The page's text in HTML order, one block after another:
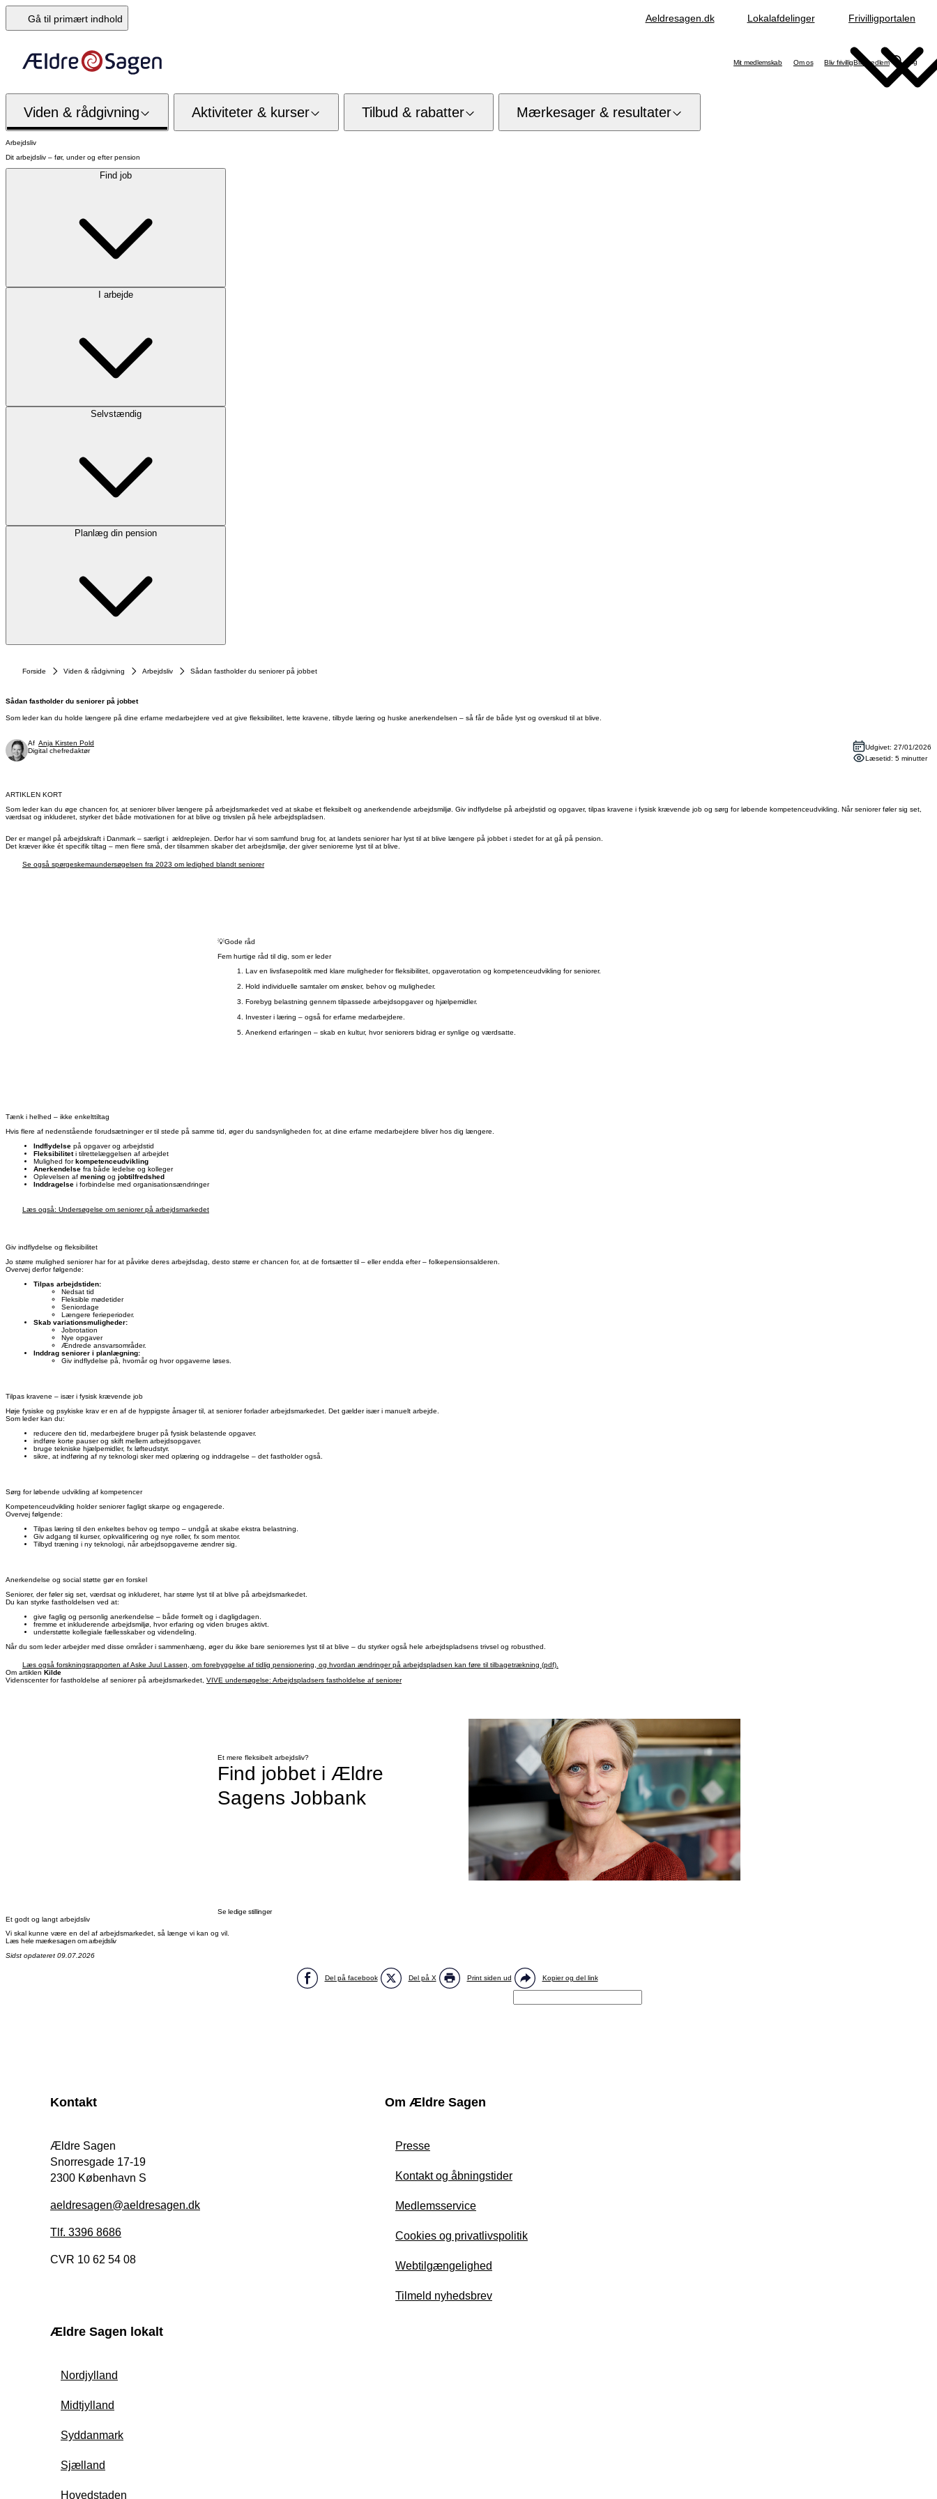
Gå til primært indhold Aeldresagen.dk Lokalafdelinger Frivilligportalen
Mit medlemskab Om os Bliv frivilligBliv medlem Søg
Viden & rådgivning Aktiviteter & kurser Tilbud & rabatter Mærkesager & resultater
Arbejdsliv
Dit arbejdsliv – før, under og efter pension
Find job
I arbejde
Selvstændig
Planlæg din pension
Forside Viden & rådgivning Arbejdsliv Sådan fastholder du seniorer på jobbet
Sådan fastholder du seniorer på jobbet
Som leder kan du holde længere på dine erfarne medarbejdere ved at give fleksibilitet, lette kravene, tilbyde læring og huske anerkendelsen – så får de både lyst og overskud til at blive.
Af Anja Kirsten Pold
Digital chefredaktør
Udgivet: 27/01/2026
Læsetid: 5 minutter
ARTIKLEN KORT
Som leder kan du øge chancen for, at seniorer bliver længere på arbejdsmarkedet ved at skabe et fleksibelt og anerkendende arbejdsmiljø. Giv indflydelse på arbejdstid og opgaver, tilpas kravene i fysisk krævende job og sørg for løbende kompetenceudvikling. Når seniorer føler sig set,
værdsat og inkluderet, styrker det både motivationen for at blive og trivslen på hele arbejdspladsen.
Der er mangel på arbejdskraft i Danmark – særligt i ældreplejen. Derfor har vi som samfund brug for, at landets seniorer har lyst til at blive længere på jobbet i stedet for at gå på pension.
Det kræver ikke ét specifik tiltag – men flere små, der tilsammen skaber det arbejdsmiljø, der giver seniorerne lyst til at blive.
Se også spørgeskemaundersøgelsen fra 2023 om ledighed blandt seniorer
💡Gode råd
Fem hurtige råd til dig, som er leder
Lav en livsfasepolitik med klare muligheder for fleksibilitet, opgaverotation og kompetenceudvikling for seniorer.
Hold individuelle samtaler om ønsker, behov og muligheder.
Forebyg belastning gennem tilpassede arbejdsopgaver og hjælpemidler.
Invester i læring – også for erfarne medarbejdere.
Anerkend erfaringen – skab en kultur, hvor seniorers bidrag er synlige og værdsatte.
Tænk i helhed – ikke enkelttiltag
Hvis flere af nedenstående forudsætninger er til stede på samme tid, øger du sandsynligheden for, at dine erfarne medarbejdere bliver hos dig længere.
Indflydelse på opgaver og arbejdstid
Fleksibiliteti tilrettelæggelsen af arbejdet
Mulighed forkompetenceudvikling
Anerkendelse fra både ledelse og kolleger
Oplevelsen af mening og jobtilfredshed
Inddragelse i forbindelse med organisationsændringer
Læs også: Undersøgelse om seniorer på arbejdsmarkedet
Giv indflydelse og fleksibilitet
Jo større mulighed seniorer har for at påvirke deres arbejdsdag, desto større er chancen for, at de fortsætter til – eller endda efter – folkepensionsalderen.
Overvej derfor følgende:
Tilpas arbejdstiden:
Nedsat tid
Fleksible mødetider
Seniordage
Længere ferieperioder.
Skab variationsmuligheder:
Jobrotation
Nye opgaver
Ændrede ansvarsområder.
Inddrag seniorer i planlægning:
Giv indflydelse på, hvornår og hvor opgaverne løses.
Tilpas kravene – især i fysisk krævende job
Høje fysiske og psykiske krav er en af de hyppigste årsager til, at seniorer forlader arbejdsmarkedet. Det gælder især i manuelt arbejde.
Som leder kan du:
reducere den tid, medarbejdere bruger på fysisk belastende opgaver.
indføre korte pauser og skift mellem arbejdsopgaver.
bruge tekniske hjælpemidler, fx løfteudstyr.
sikre, at indføring af ny teknologi sker med oplæring og inddragelse – det fastholder også.
Sørg for løbende udvikling af kompetencer
Kompetenceudvikling holder seniorer fagligt skarpe og engagerede.
Overvej følgende:
Tilpas læring til den enkeltes behov og tempo – undgå at skabe ekstra belastning.
Giv adgang til kurser, opkvalificering og nye roller, fx som mentor.
Tilbyd træning i ny teknologi, når arbejdsopgaverne ændrer sig.
Anerkendelse og social støtte gør en forskel
Seniorer, der føler sig set, værdsat og inkluderet, har større lyst til at blive på arbejdsmarkedet.
Du kan styrke fastholdelsen ved at:
give faglig og personlig anerkendelse – både formelt og i dagligdagen.
fremme et inkluderende arbejdsmiljø, hvor erfaring og viden bruges aktivt.
understøtte kollegiale fællesskaber og videndeling.
Når du som leder arbejder med disse områder i sammenhæng, øger du ikke bare seniorernes lyst til at blive – du styrker også hele arbejdspladsens trivsel og robusthed.
Læs også forskningsrapporten af Aske Juul Lassen, om forebyggelse af tidlig pensionering, og hvordan ændringer på arbejdspladsen kan føre til tilbagetrækning (pdf).
Om artiklen Kilde
Videnscenter for fastholdelse af seniorer på arbejdsmarkedet, VIVE undersøgelse: Arbejdspladsers fastholdelse af seniorer
Et mere fleksibelt arbejdsliv?
Find jobbet i Ældre
Sagens Jobbank
Se ledige stillinger
Et godt og langt arbejdsliv
Vi skal kunne være en del af arbejdsmarkedet, så længe vi kan og vil.
Læs hele mærkesagen om arbejdsliv
Sidst opdateret 09.07.2026
Del på facebook Del på X Print siden ud Kopier og del link
Kontakt
Ældre Sagen
Snorresgade 17-19
2300 København S
aeldresagen@aeldresagen.dk
Tlf. 3396 8686
CVR 10 62 54 08
Om Ældre Sagen
Presse
Kontakt og åbningstider
Medlemsservice
Cookies og privatlivspolitik
Webtilgængelighed
Tilmeld nyhedsbrev
Ældre Sagen lokalt
Nordjylland
Midtjylland
Syddanmark
Sjælland
Hovedstaden